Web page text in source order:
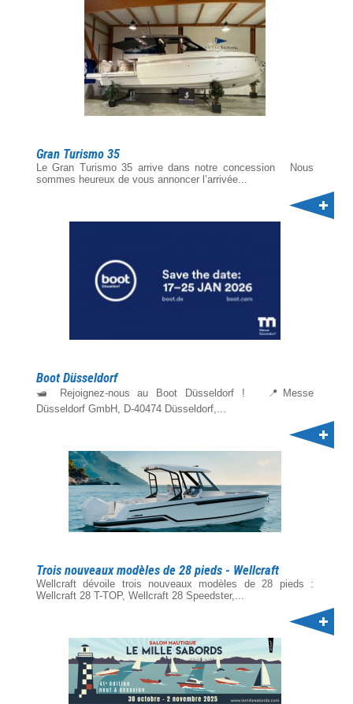
Gran Turismo 35
Le Gran Turismo 35 arrive dans notre concession Nous
sommes heureux de vous annoncer l’arrivée...
Boot Düsseldorf
🛥️ Rejoignez-nous au Boot Düsseldorf ! 📍Messe
Düsseldorf GmbH, D-40474 Düsseldorf,...
Trois nouveaux modèles de 28 pieds - Wellcraft
Wellcraft dévoile trois nouveaux modèles de 28 pieds :
Wellcraft 28 T-TOP, Wellcraft 28 Speedster,...